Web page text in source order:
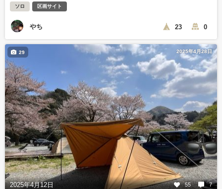
ソロ 区画サイト
やち 23 0
2025年4月28日
2025年4月12日 55 7
29